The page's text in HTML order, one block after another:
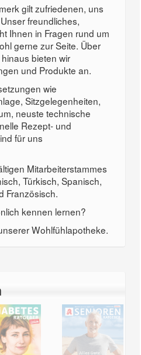
gilt zufriedenen, uns
freundliches,
Ihnen in Fragen rund um
gerne zur Seite. Über
bieten wir
und Produkte an.
wie
Sitzgelegenheiten,
neuste technische
Rezept- und
für uns
Mitarbeiterstammes
Türkisch, Spanisch,
Französisch.
kennen lernen?
Wohlfühlapotheke.